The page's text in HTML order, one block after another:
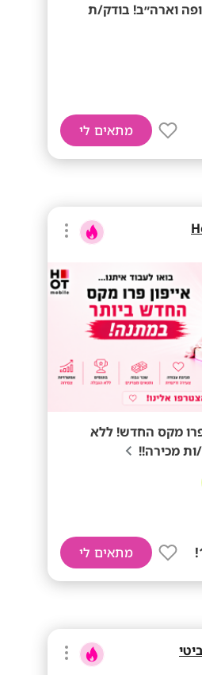
וארה״ב! בודק/ת
מתאים לי
מקס החדש! ללא
ות מכירה!!
מתאים לי